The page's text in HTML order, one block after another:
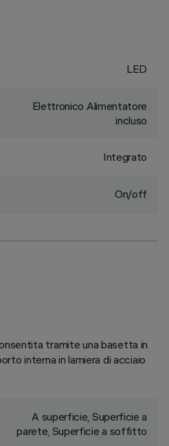
LED
Elettronico Alimentatore
incluso
Integrato
On/off
tramite una basetta in
interna in lamiera di acciaio
A superficie, Superficie a
parete, Superficie a soffitto